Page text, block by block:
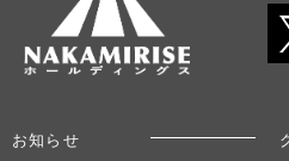
お知らせ